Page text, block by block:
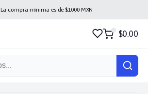
La compra mínima es de $1000MXN
$0.00